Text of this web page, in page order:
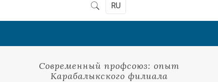
RU
Современный профсоюз: опыт
Карабалыкского филиала